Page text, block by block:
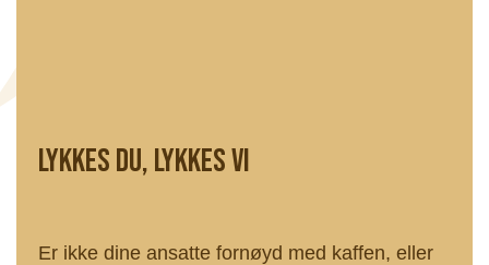
Lykkes du , lykkes vi
Er ikke dine ansatte fornøyd med kaffen, eller